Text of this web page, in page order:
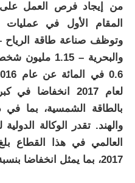
من إيجاد فرص العمل
المقام الأول في عمليات
وتوظف صناعة طاقة الرياح
والبحرية –
لعام 2017 انخفاضا
بالطاقة الشمسية، بما في
والهند. تقدر الوكالة